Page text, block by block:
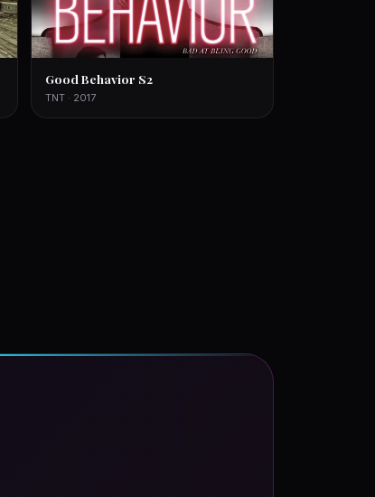
Good Behavior S2
TNT · 2017